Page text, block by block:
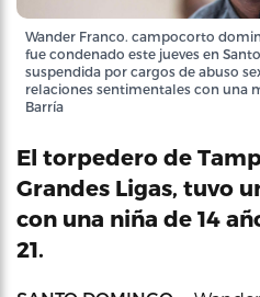
Wander Franco. campocorto
fue condenado este jueves en
suspendida por cargos de abuso
relaciones sentimentales con una
Barría
El torpedero de
Grandes Ligas, tuvo
con una niña de 14
21.